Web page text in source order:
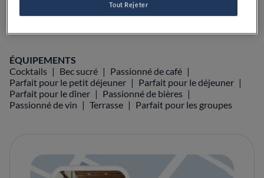
Guides gastronomiques
AFFICHER PLUS
ÉQUIPEMENTS
Cocktails
Bec sucré
Passionné de café
Parfait pour le petit déjeuner
Parfait pour le déjeuner
Parfait pour le dîner
Passionné de bières
Passionné de vin
Terrasse Parfait pour les groupes
Tout Rejeter